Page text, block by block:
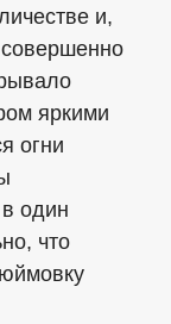
и,
яркими
огни
один
что